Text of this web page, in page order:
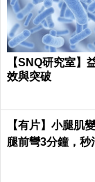
【SNQ研究室】
效與突破
【有片】小腿肌
腿前彎3分鐘，秒